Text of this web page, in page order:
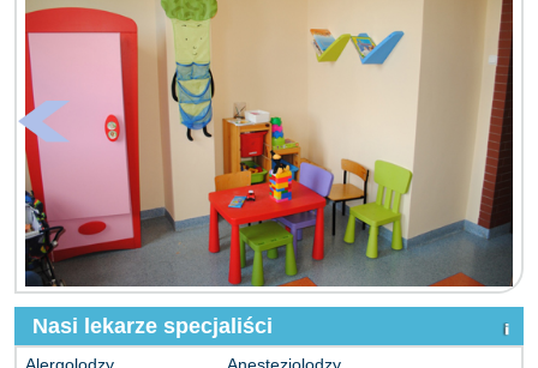
Nasi lekarze specjaliści